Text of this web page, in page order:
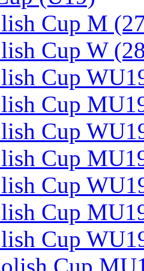
Cup M
Cup W
Cup
Cup
Cup
Cup
Cup
Cup
Cup
Cup